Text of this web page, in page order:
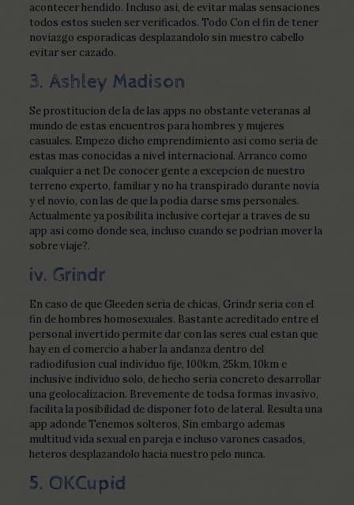
acontecer hendido. Incluso asi, de evitar malas sensaciones
todos estos suelen ser verificados. Todo Con el fin de tener
noviazgo esporadicas desplazandolo sin nuestro cabello
evitar ser cazado.
3. Ashley Madison
Se prostitucion de la de las apps no obstante veteranas al
mundo de estas encuentros para hombres y mujeres
casuales. Empezo dicho emprendimiento asi­ como seri­a de
estas mas conocidas a nivel internacional. Arranco como
cualquier a net De conocer gente a excepcion de nuestro
terreno experto, familiar y no ha transpirado durante novia
y el novio, con las de que la podia darse sms personales.
Actualmente ya posibilita inclusive cortejar a traves de su
app asi­ como donde sea, incluso cuando se podri­an mover la
sobre viaje?.
iv. Grindr
En caso de que Gleeden seri­a de chicas, Grindr seri­a con el
fin de hombres homosexuales. Bastante acreditado entre el
personal invertido permite dar con las seres cual estan que
hay en el comercio a haber la andanza dentro del
radiodifusion cual individuo fije, 100km, 25km, 10km e
inclusive individuo solo, de hecho seri­a concreto desarrollar
una geolocalizacion. Brevemente de todsa formas invasivo,
facilita la posibilidad de disponer foto de lateral. Resulta una
app adonde Tenemos solteros, Sin embargo ademas
multitud vida sexual en pareja e incluso varones casados,
heteros desplazandolo hacia nuestro pelo nunca.
5. OKCupid